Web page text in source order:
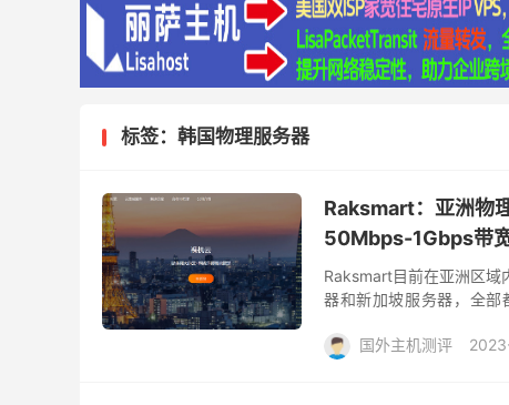
标签：韩国物理服务器
Raksmart：亚洲物
50Mbps-1Gbps带
Raksmart目前在亚洲区域
器和新加坡服务器，全部
国外主机测评